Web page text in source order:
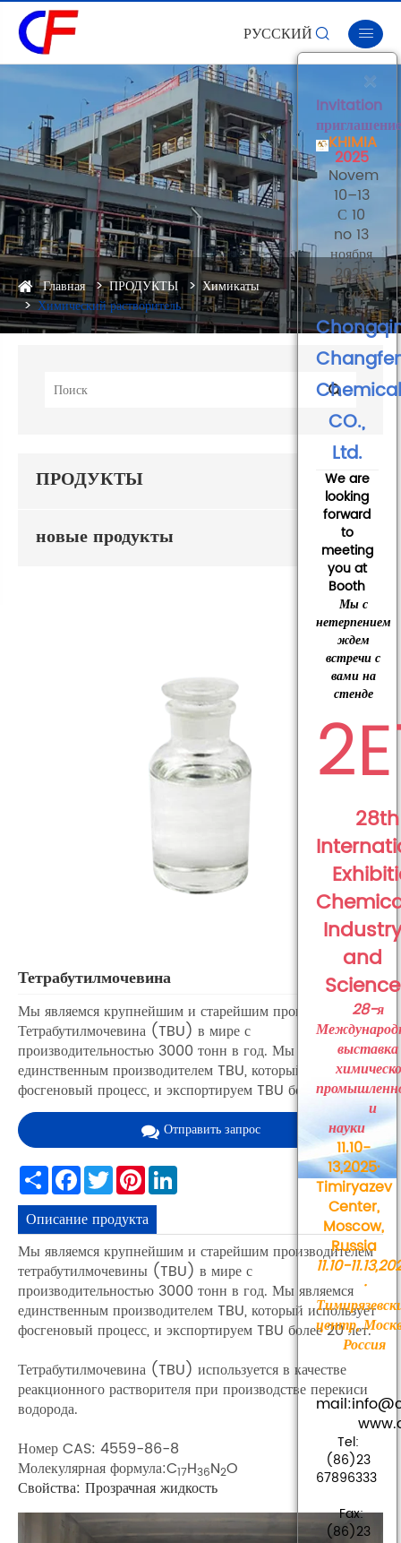
РУССКИЙ 
Главная ПРОДУКТЫ
Химикаты
Химический растворитель
ПРОДУКТЫ
новые продукты
Тетрабутилмочевина
Мы являемся крупнейшим и старейшим производителем
Тетрабутилмочевина (TBU) в мире с
производительностью 3000 тонн в год. Мы являемся
единственным производителем TBU, который использует
фосгеновый процесс, и экспортируем TBU более 20 лет.
Отправить запрос
ShareFacebook
TwitterPinterest
Описание продукта
Мы являемся крупнейшим и старейшим производителем
тетрабутилмочевины (TBU) в мире с
производительностью 3000 тонн в год. Мы являемся
единственным производителем TBU, который использует
фосгеновый процесс, и экспортируем TBU более 20 лет.
Тетрабутилмочевина (TBU) используется в качестве
реакционного растворителя при производстве перекиси
водорода.
Номер CAS: 4559-86-8
Молекулярная формула:C17H36N2O
Свойства: Прозрачная жидкость
×
Invitation
приглашение
KHIMIA
2025
10–13
С 10
no 13
ноября
2025
года
Chemical
CO.,
Ltd.
We are
looking
forward
to
meeting
you at
Booth
Мы с
нетерпением
ждем
встречи с
вами на
стенде
28th
Industry
and
Science
28-я
выставка
и
науки
11.10-
13,2025·
Timiryazev
Center,
Moscow,
Russia
11.10-
·
центр,
Россия
Tel:
(86)23
67896333
Fax:
(86)23